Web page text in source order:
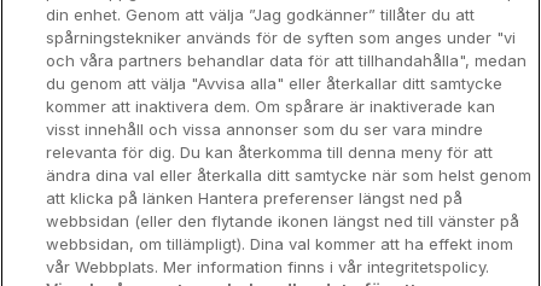
Spahotell
Sydsverige
Om Hotellpremien
Nya hotell
Stadsweekend
din enhet. Genom att välja ”Jag godkänner” tillåter du att
spårningstekniker används för de syften som anges under "vi
och våra partners behandlar data för att tillhandahålla", medan
du genom att välja "Avvisa alla" eller återkallar ditt samtycke
kommer att inaktivera dem. Om spårare är inaktiverade kan
visst innehåll och vissa annonser som du ser vara mindre
relevanta för dig. Du kan återkomma till denna meny för att
ändra dina val eller återkalla ditt samtycke när som helst genom
att klicka på länken Hantera preferenser längst ned på
webbsidan (eller den flytande ikonen längst ned till vänster på
webbsidan, om tillämpligt). Dina val kommer att ha effekt inom
vår Webbplats. Mer information finns i vår integritetspolicy.